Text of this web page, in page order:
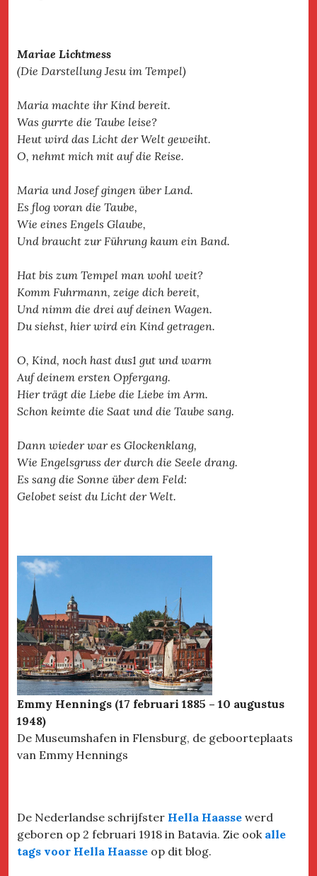
Mariae Lichtmess
(Die Darstellung Jesu im Tempel)
Maria machte ihr Kind bereit.
Was gurrte die Taube leise?
Heut wird das Licht der Welt geweiht.
O, nehmt mich mit auf die Reise.
Maria und Josef gingen über Land.
Es flog voran die Taube,
Wie eines Engels Glaube,
Und braucht zur Führung kaum ein Band.
Hat bis zum Tempel man wohl weit?
Komm Fuhrmann, zeige dich bereit,
Und nimm die drei auf deinen Wagen.
Du siehst, hier wird ein Kind getragen.
O, Kind, noch hast dus1 gut und warm
Auf deinem ersten Opfergang.
Hier trägt die Liebe die Liebe im Arm.
Schon keimte die Saat und die Taube sang.
Dann wieder war es Glockenklang,
Wie Engelsgruss der durch die Seele drang.
Es sang die Sonne über dem Feld:
Gelobet seist du Licht der Welt.
Emmy Hennings (17 februari 1885 – 10 augustus
1948)
De Museumshafen in Flensburg, de geboorteplaats
van Emmy Hennings
De Nederlandse schrijfster Hella Haasse werd
geboren op 2 februari 1918 in Batavia. Zie ook alle
tags voor Hella Haasse op dit blog.